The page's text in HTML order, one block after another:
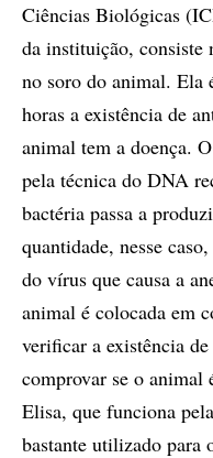
Ciências Biológicas
da instituição, consiste
no soro do animal. Ela
horas a existência de
animal tem a doença.
pela técnica do DNA
bactéria passa a
quantidade, nesse
do vírus que causa a
animal é colocada em
verificar a existência
comprovar se o animal
Elisa, que funciona
bastante utilizado para